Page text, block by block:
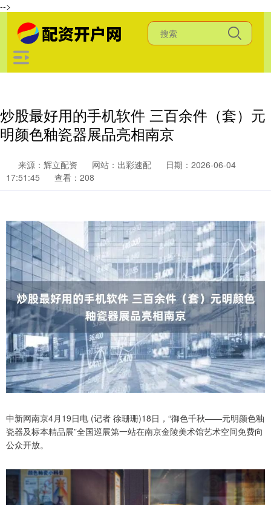
-->
炒股最好用的手机软件 三百余件（套）元
明颜色釉瓷器展品亮相南京
来源：辉立配资 网站：出彩速配
日期：2026-06-04
17:51:45
查看：208
中新网南京4月19日电 (记者 徐珊珊)18日，“御色千秋——元明颜色釉
瓷器及标本精品展”全国巡展第一站在南京金陵美术馆艺术空间免费向
公众开放。